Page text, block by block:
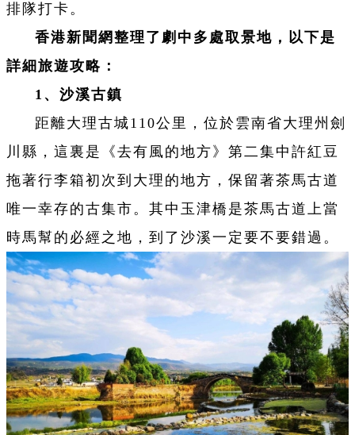
排隊打卡。
香港新聞網整理了劇中多處取景地，以下是
詳細旅遊攻略：
1、沙溪古鎮
距離大理古城110公里，位於雲南省大理州劍
川縣，這裏是《去有風的地方》第二集中許紅豆
拖著行李箱初次到大理的地方，保留著茶馬古道
唯一幸存的古集市。其中玉津橋是茶馬古道上當
時馬幫的必經之地，到了沙溪一定要不要錯過。